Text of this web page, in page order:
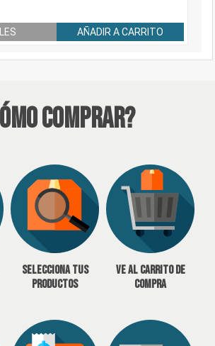
AÑADIR A CARRITO
Comprar?
Selecciona tus
productos
Ve al carrito de
compra